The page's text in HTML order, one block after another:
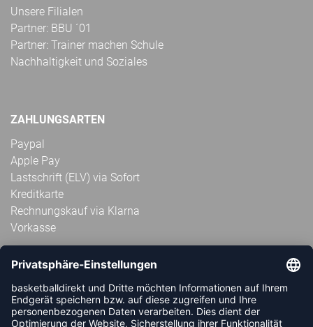
Unsere Filialen
Partner: BBU ´01
Partner: Trainer machen Schule
Nachhaltigkeit und Soziales
ZAHLUNGSARTEN
Paypal
Apple Pay
Lastschrift (ELV) via Sofort
Kreditkarte
Rechnungskauf via Klarna
Vorkasse
ABONNIERE JETZT DEN KOSTENLOSEN
HANDBALLDIREKT-NEWSLETTER UND VERPASSE KEINE
NEUIGKEIT ODER AKTION MEHR.